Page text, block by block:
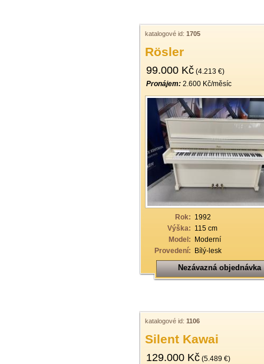
katalogové id: 1705
Rösler
99.000 Kč(4.213 €)
Pronájem:2.600 Kč/měsíc
Rok: 1992
Výška: 115 cm
Model: Moderní
Provedení: Bílý-lesk
Nezávazná objednávka
katalogové id: 1106
Silent Kawai
129.000 Kč(5.489 €)